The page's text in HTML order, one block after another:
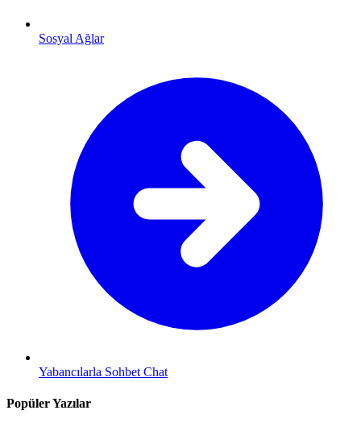
Sosyal Ağlar
Yabancılarla Sohbet Chat
Popüler Yazılar